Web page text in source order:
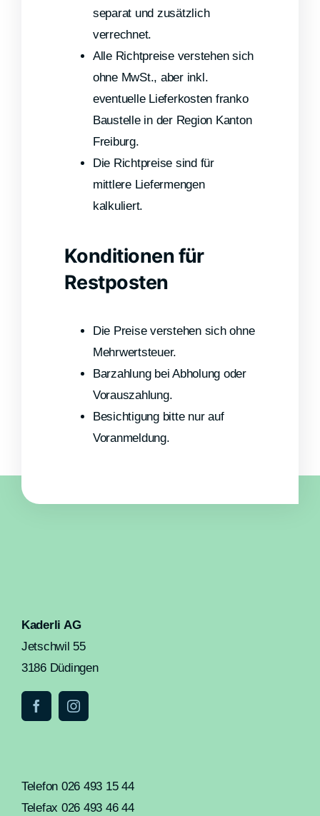
separat und zusätzlich
verrechnet.
Alle Richtpreise verstehen sich
ohne MwSt., aber inkl.
eventuelle Lieferkosten franko
Baustelle in der Region Kanton
Freiburg.
Die Richtpreise sind für
mittlere Liefermengen
kalkuliert.
Konditionen für
Restposten
Die Preise verstehen sich ohne
Mehrwertsteuer.
Barzahlung bei Abholung oder
Vorauszahlung.
Besichtigung bitte nur auf
Voranmeldung.
Kaderli AG
Jetschwil 55
3186 Düdingen
Telefon 026 493 15 44
Telefax 026 493 46 44